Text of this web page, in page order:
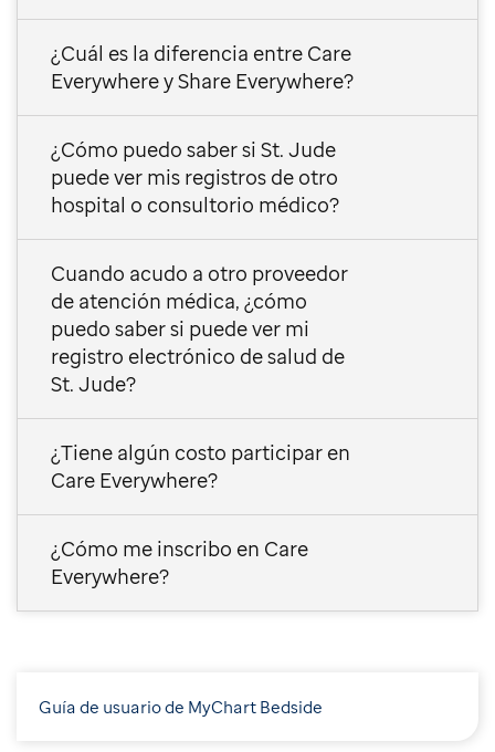
¿Cuál es la diferencia entre Care
Everywhere y Share Everywhere?
¿Cómo puedo saber si St. Jude
puede ver mis registros de otro
hospital o consultorio médico?
Cuando acudo a otro proveedor
de atención médica, ¿cómo
puedo saber si puede ver mi
registro electrónico de salud de
St. Jude?
¿Tiene algún costo participar en
Care Everywhere?
¿Cómo me inscribo en Care
Everywhere?
Guía de usuario de MyChart Bedside